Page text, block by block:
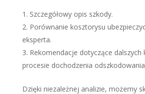
Szczegółowy opis szkody.
Porównanie kosztorysu
eksperta.
Rekomendacje dotyczące dalszych
procesie dochodzenia
Dzięki niezależnej analizie, możemy